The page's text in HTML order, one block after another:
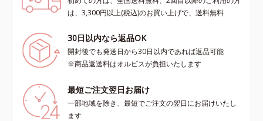
は、3,300円以上(税込)のお買い上げで、送料無料
30日以内なら返品OK
開封後でも発送日から30日以内であれば返品可能
※商品返送料はオルビスが負担いたします
最短ご注文翌日お届け
一部地域を除き、最短でご注文の翌日にお届けいたし
ます